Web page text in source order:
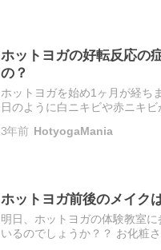
ホットヨガの好転反応の
の？
ホットヨガを始め1ヶ月が経ち
日のように白ニキビや赤ニキ
3年前 HotyogaMania
ホットヨガ前後のメイク
明日、ホットヨガの体験教室
いるのでしょうか？？ お化粧